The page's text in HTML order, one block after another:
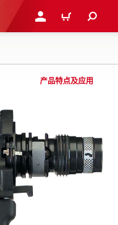
登录或注册购物车
产品特点及应用